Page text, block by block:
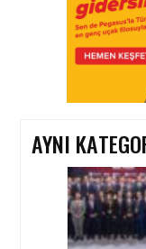
AYNI